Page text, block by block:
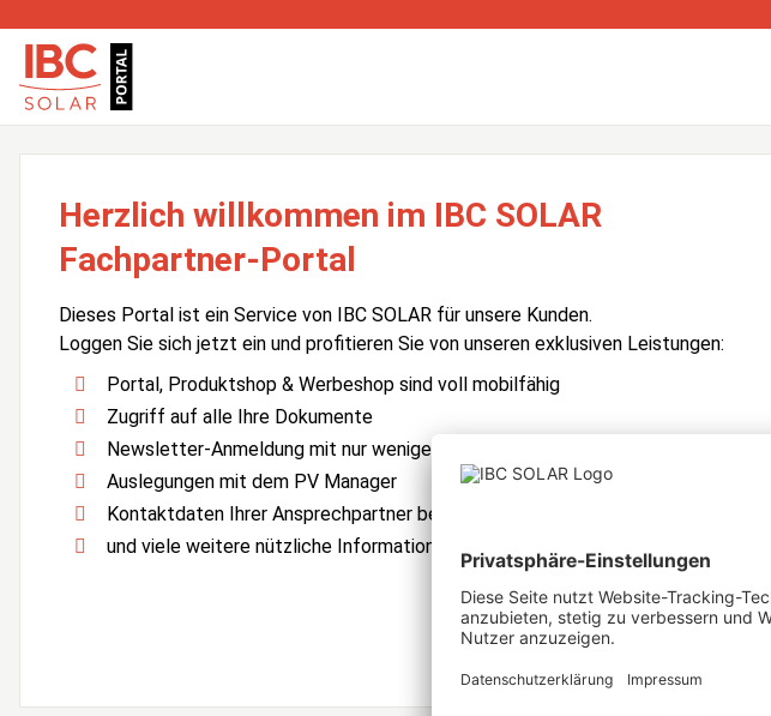
Herzlich willkommen im IBC SOLAR
Fachpartner-Portal
Dieses Portal ist ein Service von IBC SOLAR für unsere Kunden.
Loggen Sie sich jetzt ein und profitieren Sie von unseren exklusiven Leistungen:
Portal, Produktshop & Werbeshop sind voll mobilfähig
Zugriff auf alle Ihre Dokumente
Newsletter-Anmeldung mit nur wenigen Klicks
Auslegungen mit dem PV Manager
Kontaktdaten Ihrer Ansprechpartner bei IBC SOLAR
und viele weitere nützliche Informationen und Services